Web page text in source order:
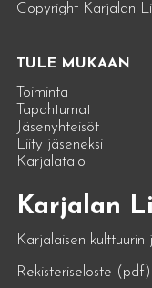
Copyright Karjalan
TULE MUKAAN
Toiminta
Tapahtumat
Jäsenyhteisöt
Liity jäseneksi
Karjalatalo
Karjalan
Karjalaisen
Rekisteriseloste (pdf)